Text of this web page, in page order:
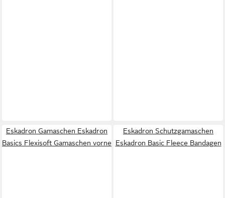
Eskadron Gamaschen Eskadron
Basics Flexisoft Gamaschen vorne
Eskadron Schutzgamaschen
Eskadron Basic Fleece Bandagen